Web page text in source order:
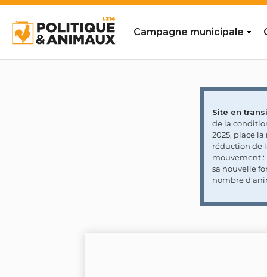
Campagne municipale
Site en
de la
2025, place
réduction de
mouvement :
sa nouvelle
nombre